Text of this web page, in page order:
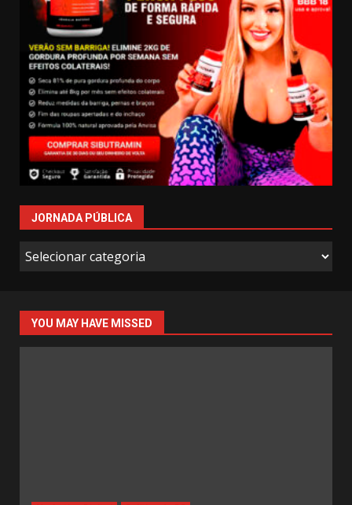
JORNADA PÚBLICA
Jornada
Pública
YOU MAY HAVE MISSED